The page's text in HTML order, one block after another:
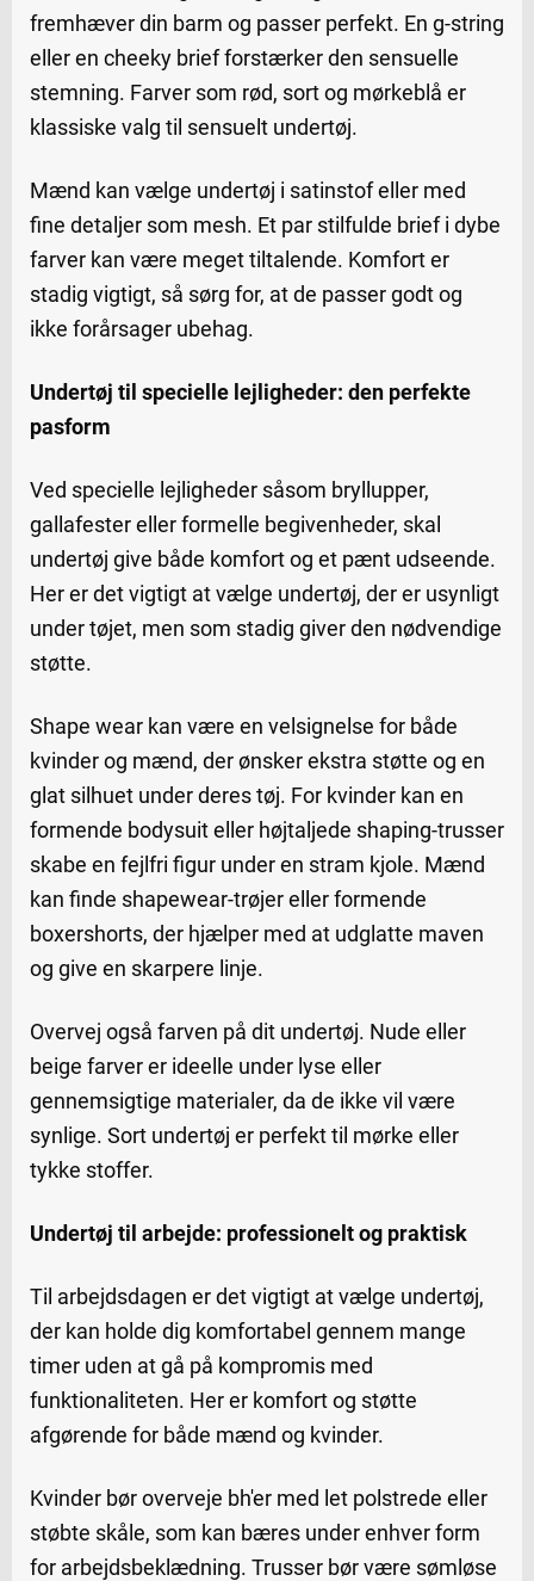
fremhæver din barm og passer perfekt. En g-string
eller en cheeky brief forstærker den sensuelle
stemning. Farver som rød, sort og mørkeblå er
klassiske valg til sensuelt undertøj.
Mænd kan vælge undertøj i satinstof eller med
fine detaljer som mesh. Et par stilfulde brief i dybe
farver kan være meget tiltalende. Komfort er
stadig vigtigt, så sørg for, at de passer godt og
ikke forårsager ubehag.
Undertøj til specielle lejligheder: den perfekte
pasform
Ved specielle lejligheder såsom bryllupper,
gallafester eller formelle begivenheder, skal
undertøj give både komfort og et pænt udseende.
Her er det vigtigt at vælge undertøj, der er usynligt
under tøjet, men som stadig giver den nødvendige
støtte.
Shape wear kan være en velsignelse for både
kvinder og mænd, der ønsker ekstra støtte og en
glat silhuet under deres tøj. For kvinder kan en
formende bodysuit eller højtaljede shaping-trusser
skabe en fejlfri figur under en stram kjole. Mænd
kan finde shapewear-trøjer eller formende
boxershorts, der hjælper med at udglatte maven
og give en skarpere linje.
Overvej også farven på dit undertøj. Nude eller
beige farver er ideelle under lyse eller
gennemsigtige materialer, da de ikke vil være
synlige. Sort undertøj er perfekt til mørke eller
tykke stoffer.
Undertøj til arbejde: professionelt og praktisk
Til arbejdsdagen er det vigtigt at vælge undertøj,
der kan holde dig komfortabel gennem mange
timer uden at gå på kompromis med
funktionaliteten. Her er komfort og støtte
afgørende for både mænd og kvinder.
Kvinder bør overveje bh'er med let polstrede eller
støbte skåle, som kan bæres under enhver form
for arbejdsbeklædning. Trusser bør være sømløse